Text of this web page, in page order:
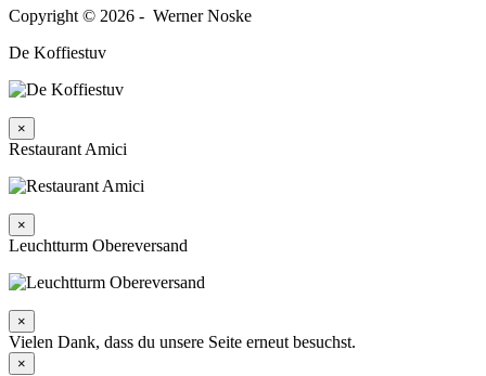
Copyright © 2026 - Werner Noske
De Koffiestuv
×
Restaurant Amici
×
Leuchtturm Obereversand
×
Vielen Dank, dass du unsere Seite erneut besuchst.
×